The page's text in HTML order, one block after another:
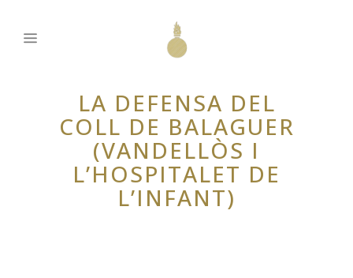
LA DEFENSA DEL
COLL DE BALAGUER
(VANDELLÒS I
L’HOSPITALET DE
L’INFANT)